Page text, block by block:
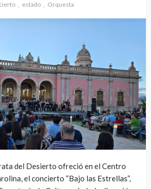
estado Orquesta
del Desierto ofreció en el Centro
el concierto “Bajo las Estrellas”,